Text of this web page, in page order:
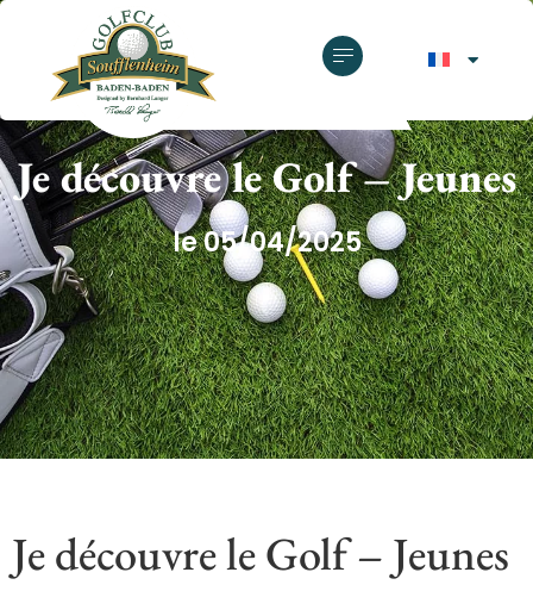
GOLF CLUB SOUFFLENHEIM
Je découvre le Golf – Jeunes
le 05/04/2025
Je découvre le Golf – Jeunes